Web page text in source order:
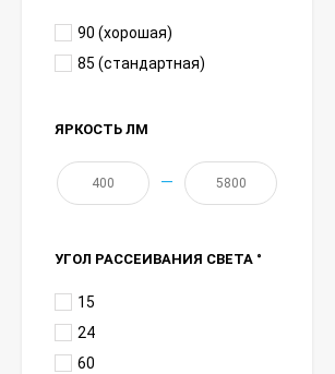
90 (хорошая)
85 (стандартная)
ЯРКОСТЬ ЛМ
—
УГОЛ РАССЕИВАНИЯ СВЕТА °
15
24
60